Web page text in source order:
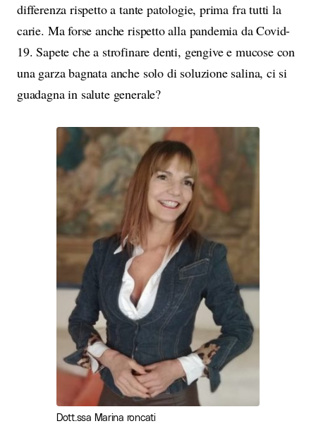
differenza rispetto a tante patologie, prima fra tutti la
carie. Ma forse anche rispetto alla pandemia da Covid-
19. Sapete che a strofinare denti, gengive e mucose con
una garza bagnata anche solo di soluzione salina, ci si
guadagna in salute generale?
Dott.ssa Marina roncati